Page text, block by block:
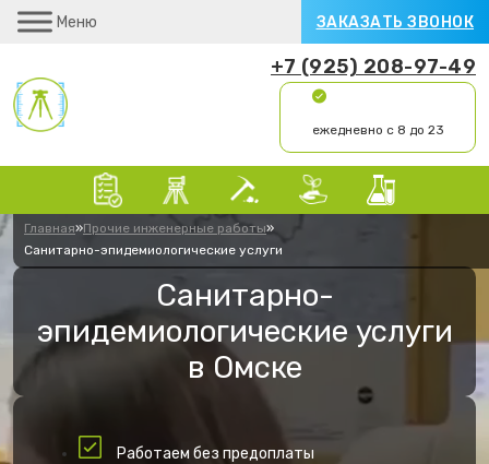
Меню ЗАКАЗАТЬ ЗВОНОК
+7 (925) 208-97-49
ежедневно с 8 до 23
Главная»Прочие инженерные работы»
Санитарно-эпидемиологические услуги
Санитарно-
эпидемиологические услуги
в Омске
Работаем без предоплаты